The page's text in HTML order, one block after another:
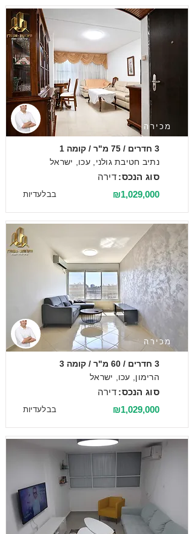
מכירה
3 חדרים / 75 מ"ר / קומה 1
נתיב חטיבת גולני, עכו, ישראל
דירה סוג הנכס:
בבלעדיות ₪1,029,000
מכירה
3 חדרים / 60 מ"ר / קומה 3
הרימון, עכו, ישראל
דירה סוג הנכס:
בבלעדיות ₪1,029,000